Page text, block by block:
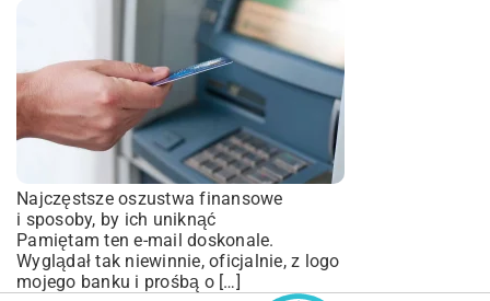
Najczęstsze oszustwa finansowe
i sposoby, by ich uniknąć
Pamiętam ten e-mail doskonale.
Wyglądał tak niewinnie, oficjalnie, z logo
mojego banku i prośbą o […]